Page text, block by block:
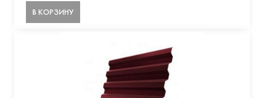
В КОРЗИНУ